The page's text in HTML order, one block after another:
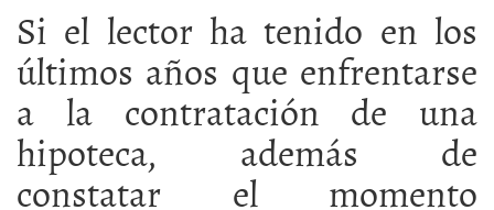
Si el lector ha tenido en los
últimos años que enfrentarse
a la contratación de una
hipoteca, además de
constatar el momento